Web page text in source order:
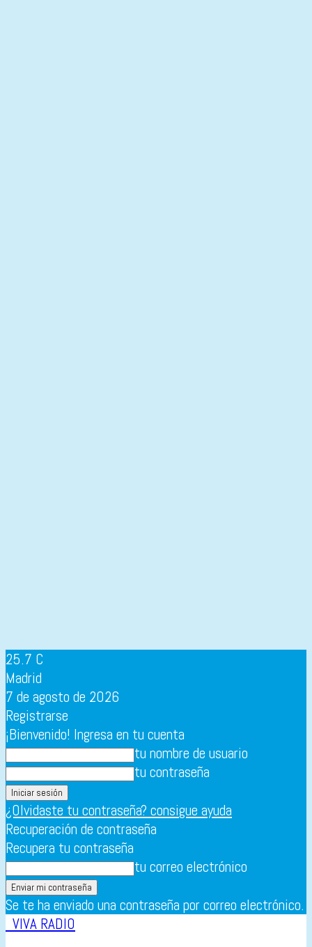
25.7 C
Madrid
7 de agosto de 2026
Registrarse
¡Bienvenido! Ingresa en tu cuenta
tu nombre de usuario
tu contraseña
¿Olvidaste tu contraseña? consigue ayuda
Recuperación de contraseña
Recupera tu contraseña
tu correo electrónico
Se te ha enviado una contraseña por correo electrónico.
VIVA RADIO